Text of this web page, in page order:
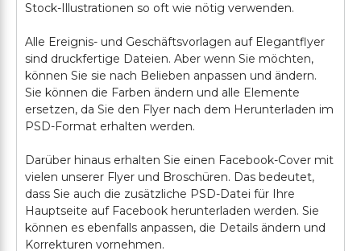
Stock-Illustrationen so oft wie nötig verwenden.
Alle Ereignis- und Geschäftsvorlagen auf Elegantflyer
sind druckfertige Dateien. Aber wenn Sie möchten,
können Sie sie nach Belieben anpassen und ändern.
Sie können die Farben ändern und alle Elemente
ersetzen, da Sie den Flyer nach dem Herunterladen im
PSD-Format erhalten werden.
Darüber hinaus erhalten Sie einen Facebook-Cover mit
vielen unserer Flyer und Broschüren. Das bedeutet,
dass Sie auch die zusätzliche PSD-Datei für Ihre
Hauptseite auf Facebook herunterladen werden. Sie
können es ebenfalls anpassen, die Details ändern und
Korrekturen vornehmen.